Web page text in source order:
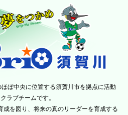
ぼ中央に位置する須賀川市を拠点に活動
ラブチームです。
成を図り、将来の真のリーダーを育成する